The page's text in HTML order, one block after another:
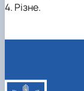
4. Різне.